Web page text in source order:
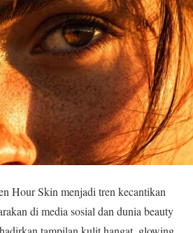
Hour Skin menjadi tren kecantikan
di media sosial dan dunia beauty